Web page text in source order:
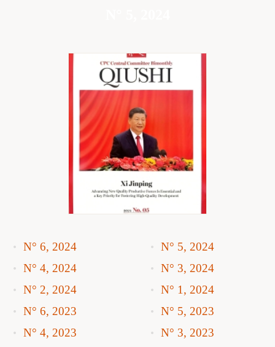
N° 6, 2024
N° 5, 2024
N° 4, 2024
N° 3, 2024
N° 2, 2024
N° 1, 2024
N° 6, 2023
N° 5, 2023
N° 4, 2023
N° 3, 2023